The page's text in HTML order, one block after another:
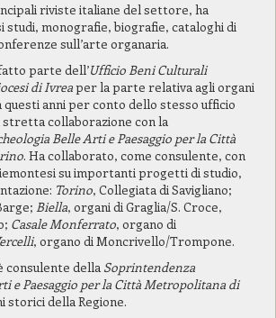
riviste italiane del settore, ha
studi, monografie, biografie, cataloghi di
sull’arte organaria.
parte dell’UfficioBeni Culturali
di Ivreaper la parte relativa agli organi
anni per conto dello stesso ufficio
collaborazione con la
Belle Arti e Paesaggio per la Città
. Ha collaborato, come consulente, con
su importanti progetti di studio,
Torino, Collegiata di Savigliano;
Biella, organi di Graglia/S. Croce,
Casale Monferrato, organo di
, organo di Moncrivello/Trompone.
consulente della Soprintendenza
e Paesaggio per la Città Metropolitana di
storici della Regione.